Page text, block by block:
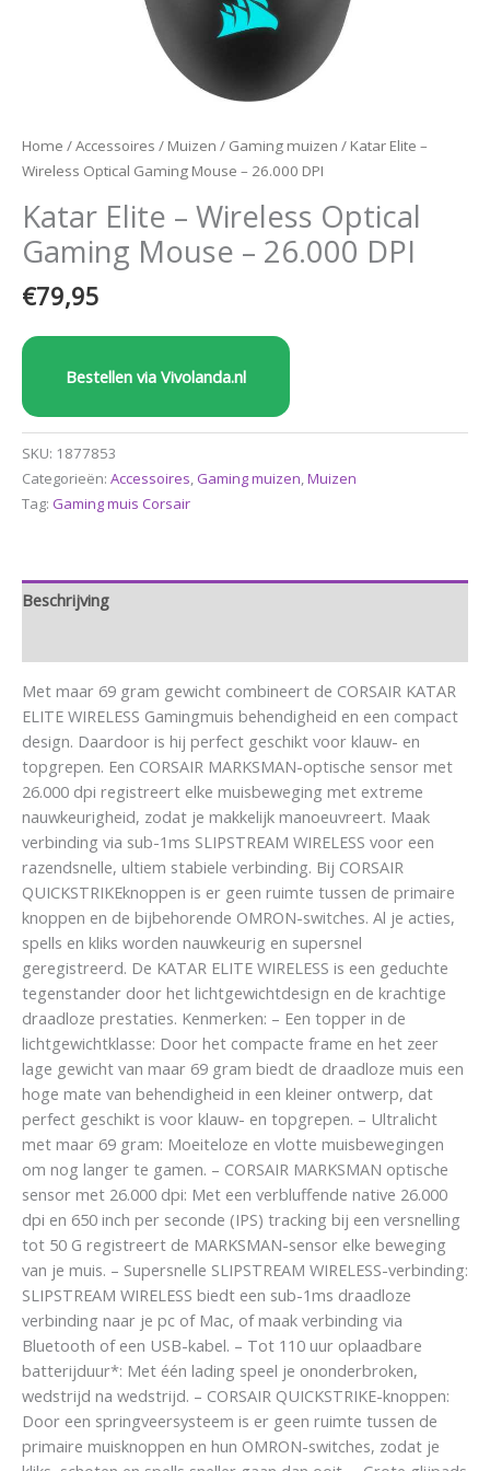
Home /Accessoires / Muizen / Gaming muizen / Katar Elite –
Wireless Optical Gaming Mouse – 26.000 DPI
Katar Elite – Wireless Optical
Gaming Mouse – 26.000 DPI
€79,95
Bestellen via Vivolanda.nl
SKU: 1877853
Categorieën: Accessoires, Gaming muizen,Muizen
Tag: Gaming muis Corsair
Beschrijving
Met maar 69 gram gewicht combineert de CORSAIR KATAR
ELITE WIRELESS Gamingmuis behendigheid en een compact
design. Daardoor is hij perfect geschikt voor klauw- en
topgrepen. Een CORSAIR MARKSMAN-optische sensor met
26.000 dpi registreert elke muisbeweging met extreme
nauwkeurigheid, zodat je makkelijk manoeuvreert. Maak
verbinding via sub-1ms SLIPSTREAM WIRELESS voor een
razendsnelle, ultiem stabiele verbinding. Bij CORSAIR
QUICKSTRIKEknoppen is er geen ruimte tussen de primaire
knoppen en de bijbehorende OMRON-switches. Al je acties,
spells en kliks worden nauwkeurig en supersnel
geregistreerd. De KATAR ELITE WIRELESS is een geduchte
tegenstander door het lichtgewichtdesign en de krachtige
draadloze prestaties. Kenmerken: – Een topper in de
lichtgewichtklasse: Door het compacte frame en het zeer
lage gewicht van maar 69 gram biedt de draadloze muis een
hoge mate van behendigheid in een kleiner ontwerp, dat
perfect geschikt is voor klauw- en topgrepen. – Ultralicht
met maar 69 gram: Moeiteloze en vlotte muisbewegingen
om nog langer te gamen. – CORSAIR MARKSMAN optische
sensor met 26.000 dpi: Met een verbluffende native 26.000
dpi en 650 inch per seconde (IPS) tracking bij een versnelling
tot 50 G registreert de MARKSMAN-sensor elke beweging
van je muis. – Supersnelle SLIPSTREAM WIRELESS-verbinding:
SLIPSTREAM WIRELESS biedt een sub-1ms draadloze
verbinding naar je pc of Mac, of maak verbinding via
Bluetooth of een USB-kabel. – Tot 110 uur oplaadbare
batterijduur*: Met één lading speel je ononderbroken,
wedstrijd na wedstrijd. – CORSAIR QUICKSTRIKE-knoppen:
Door een springveersysteem is er geen ruimte tussen de
primaire muisknoppen en hun OMRON-switches, zodat je